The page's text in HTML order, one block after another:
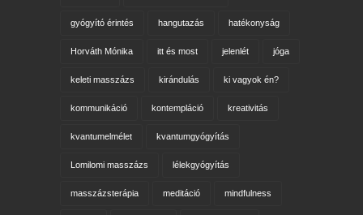
gyógyító érintés hangutazás hatékonyság
Horváth Mónika itt és most jelenlét jóga
keleti masszázs kirándulás ki vagyok én?
kommunikáció kontempláció kreativitás
kvantumelmélet kvantumgyógyítás
Lomilomi masszázs lélekgyógyítás
masszázsterápia meditáció mindfulness